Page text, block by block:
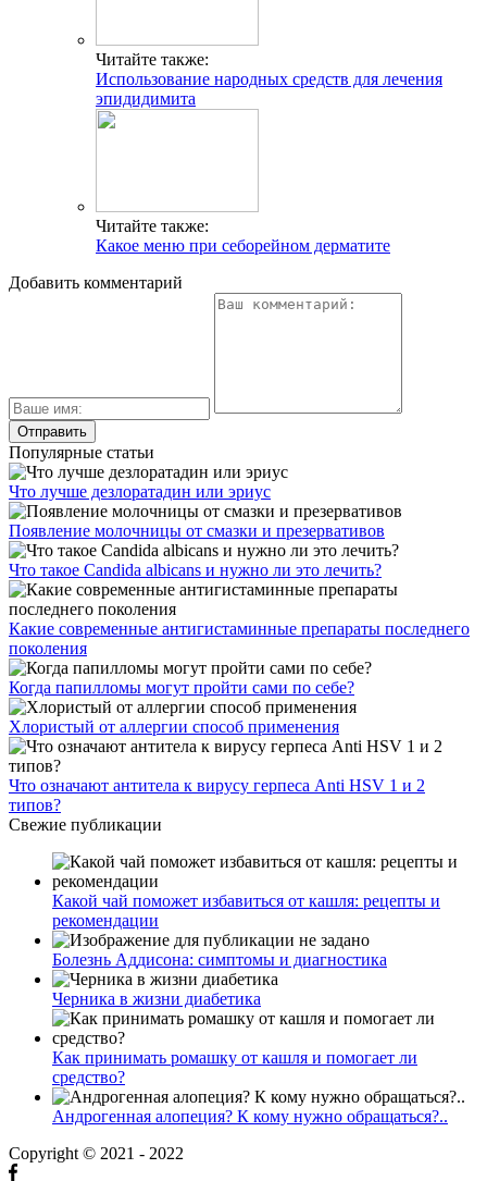
Читайте также:
Использование народных средств для лечения
эпидидимита
Читайте также:
Какое меню при себорейном дерматите
Добавить комментарий
Популярные статьи
Что лучше дезлоратадин или эриус
Появление молочницы от смазки и презервативов
Что такое Candida albicans и нужно ли это лечить?
Какие современные антигистаминные препараты последнего
поколения
Когда папилломы могут пройти сами по себе?
Хлористый от аллергии способ применения
Что означают антитела к вирусу герпеса Anti HSV 1 и 2
типов?
Свежие публикации
Какой чай поможет избавиться от кашля: рецепты и
рекомендации
Болезнь Аддисона: симптомы и диагностика
Черника в жизни диабетика
Как принимать ромашку от кашля и помогает ли
средство?
Андрогенная алопеция? К кому нужно обращаться?..
Copyright © 2021 - 2022